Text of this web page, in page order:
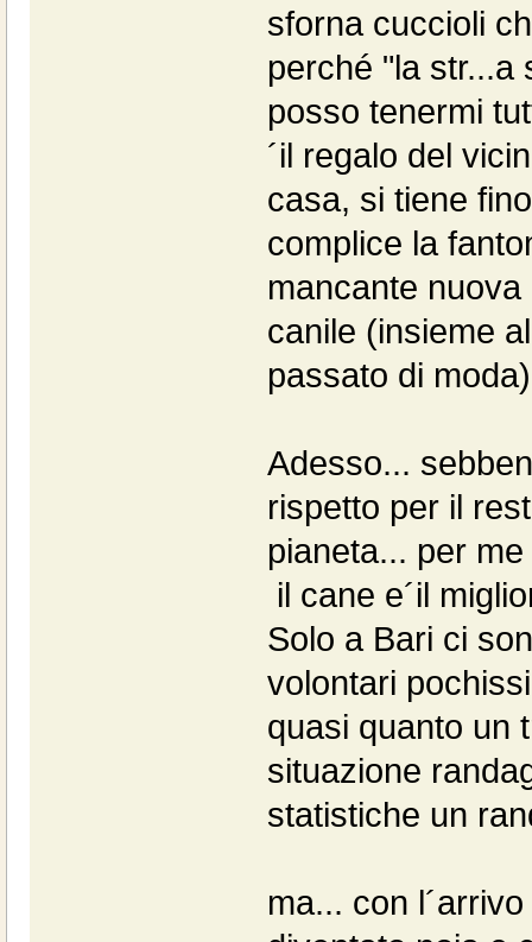
sforna cuccioli
perché "la str...a
posso tenermi
´il regalo del
casa, si tiene
complice la
mancante
canile (insieme
passato di moda)
Adesso...
rispetto per il
pianeta... per
il cane e´il
Solo a Bari ci
volontari
quasi quanto un
situazione
statistiche un
ma... con